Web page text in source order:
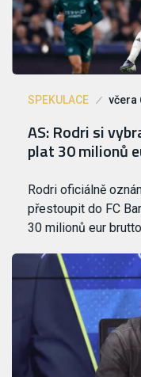
SPEKULACE včera
AS: Rodri si
plat 30 milionů
Rodri oficiálně
přestoupit do FC
30 milionů eur